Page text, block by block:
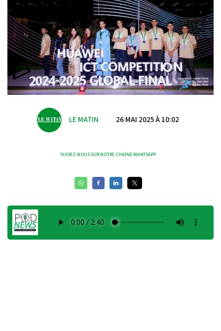
LE MATIN 26 MAI 2025 À 10:02
SUIVEZ-NOUS SUR NOTRE CHAÎNE WHATSAPP